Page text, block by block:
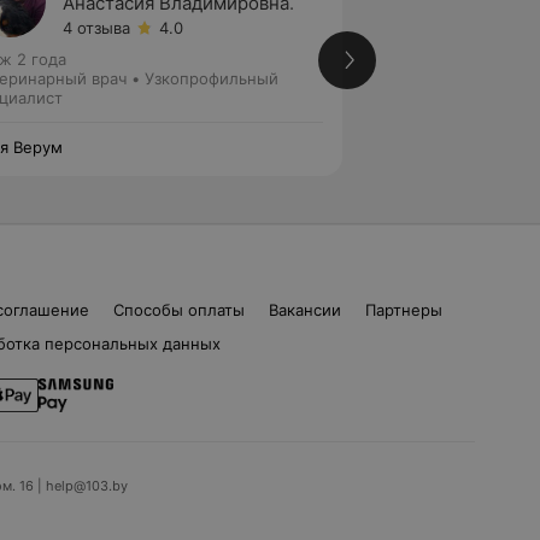
4 отзыва
4.0
2 года
врач • Узкопрофильный
Верум
Способы оплаты Вакансии
Партнеры
персональных данных
16 | help@103.by